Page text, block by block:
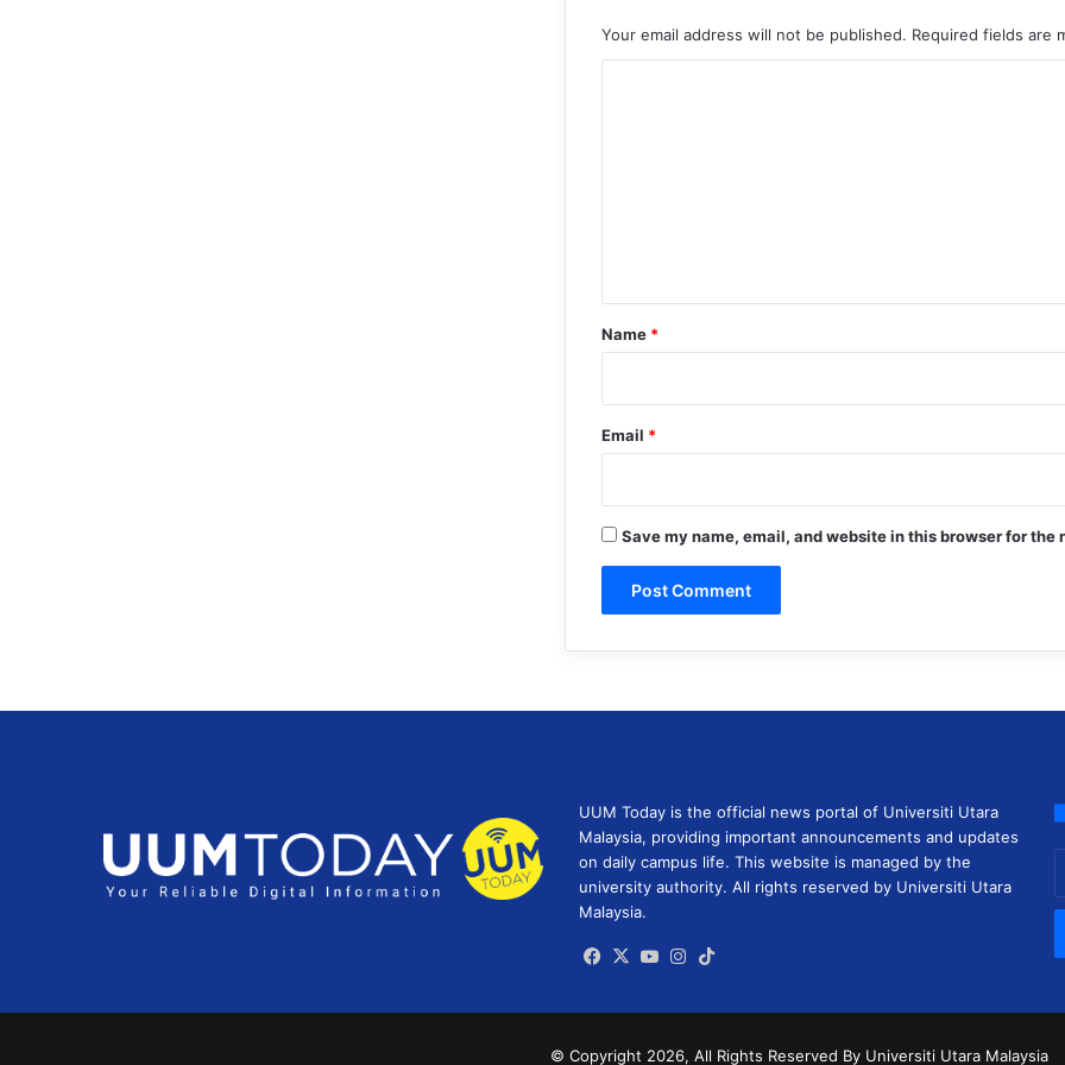
Your email address will not be published. Required fields are
*
Name *
Email *
Save my name, email, and website in this browser for the
UUM Today is the official news portal of Universiti Utara
Malaysia, providing important announcements and updates
on daily campus life. This website is managed by the
university authority. All rights reserved by Universiti Utara
Malaysia.
Facebook
X YouTubeInstagram
© Copyright 2026, All Rights Reserved By Universiti Utara Malaysia